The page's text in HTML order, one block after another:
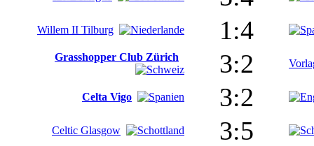
Willem II Tilburg 1:4
Grasshopper Club Zürich 3:2
Celta Vigo 3:2
Celtic Glasgow 3:5